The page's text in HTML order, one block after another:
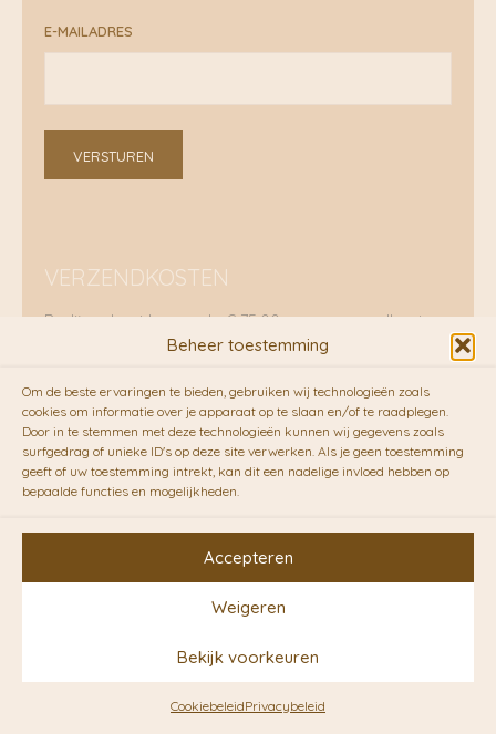
Beheer toestemming
Om de beste ervaringen te bieden, gebruiken wij technologieën zoals
cookies om informatie over je apparaat op te slaan en/of te raadplegen.
Door in te stemmen met deze technologieën kunnen wij gegevens zoals
surfgedrag of unieke ID's op deze site verwerken. Als je geen toestemming
geeft of uw toestemming intrekt, kan dit een nadelige invloed hebben op
bepaalde functies en mogelijkheden.
Accepteren
Weigeren
Bekijk voorkeuren
CookiebeleidPrivacybeleid
E-MAILADRES
VERSTUREN
VERZENDKOSTEN
Radijs rekent boven de € 75,00 geen verzendkosten
voor verzending van producten binnen Nederland.
brievenbuspakje €5,70 en voor een pakket €8,95.
Verzending per fietskoeriers
RADIJS werkt samen met de duurzame bezorgdienst
vanFietskoeriers.nl. Pakketten (mits voorradig) voor
bezorgen zij soms nog op dezelfde dag in de
avonduren! Brievenbuspakjes de volgende dag. En
Copyright © 2026 RADIJS